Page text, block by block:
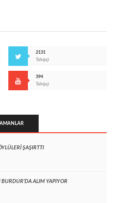
2131
Takipçi
394
Takipçi
ŞAŞIRTTI
ALIM YAPIYOR